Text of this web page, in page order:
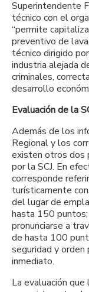
Superintendente
técnico con el
“permite
preventivo de
técnico dirigido
industria alejada
criminales,
desarrollo
Evaluación de la
Además de los
Regional y los
existen otros dos
por la SCJ. En
corresponde
turísticamente
del lugar de
hasta 150
pronunciarse a
de hasta 100
seguridad y orden
inmediato.
La evaluación que